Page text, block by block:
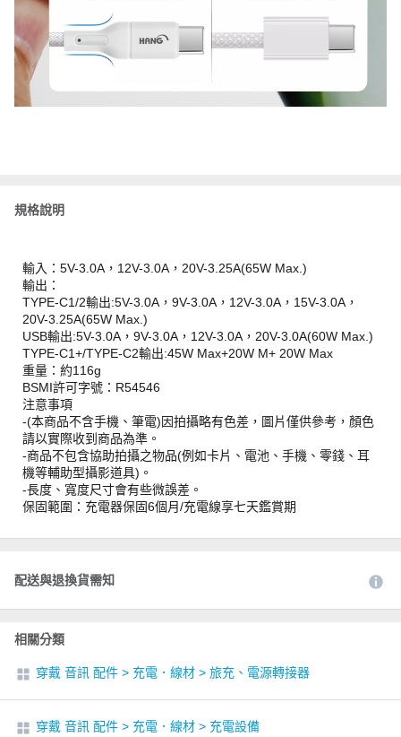
規格說明
輸入：5V-3.0A，12V-3.0A，20V-3.25A(65W Max.)
輸出：
TYPE-C1/2輸出:5V-3.0A，9V-3.0A，12V-3.0A，15V-3.0A，
20V-3.25A(65W Max.)
USB輸出:5V-3.0A，9V-3.0A，12V-3.0A，20V-3.0A(60W Max.)
TYPE-C1+/TYPE-C2輸出:45W Max+20W M+ 20W Max
重量：約116g
BSMI許可字號：R54546
注意事項
-(本商品不含手機、筆電)因拍攝略有色差，圖片僅供參考，顏色
請以實際收到商品為準。
-商品不包含協助拍攝之物品(例如卡片、電池、手機、零錢、耳
機等輔助型攝影道具)。
-長度、寬度尺寸會有些微誤差。
保固範圍：充電器保固6個月/充電線享七天鑑賞期
配送與退換貨需知
相關分類
穿戴 音訊 配件 > 充電．線材 > 旅充、電源轉接器
穿戴 音訊 配件 > 充電．線材 > 充電設備